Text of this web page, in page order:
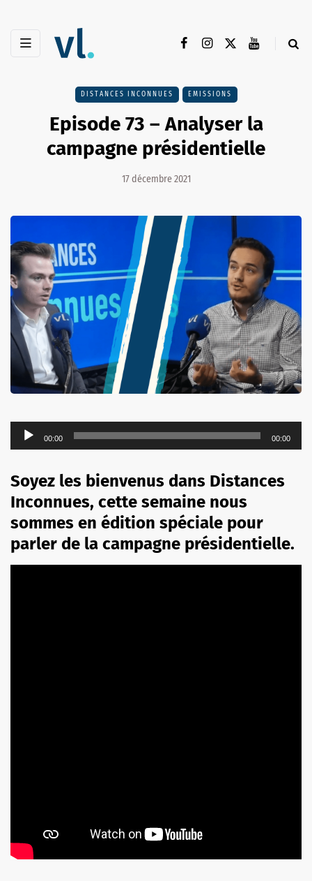
DISTANCES INCONNUES EMISSIONS
Episode 73 – Analyser la
campagne présidentielle
17 décembre 2021
Lecteur
audio
00:00 00:00
Soyez les bienvenus dans Distances
Inconnues, cette semaine nous
sommes en édition spéciale pour
parler de la campagne présidentielle.